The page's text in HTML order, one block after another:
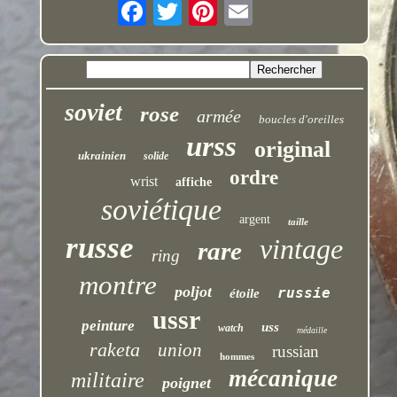
soviet rose armée boucles d'oreilles
ukrainien solide urss original
wrist affiche ordre
soviétique argent taille
russe ring rare vintage
montre poljot étoile
russie
peinture
ussr watch uss médaille
raketa union hommes russian
militaire poignet mécanique